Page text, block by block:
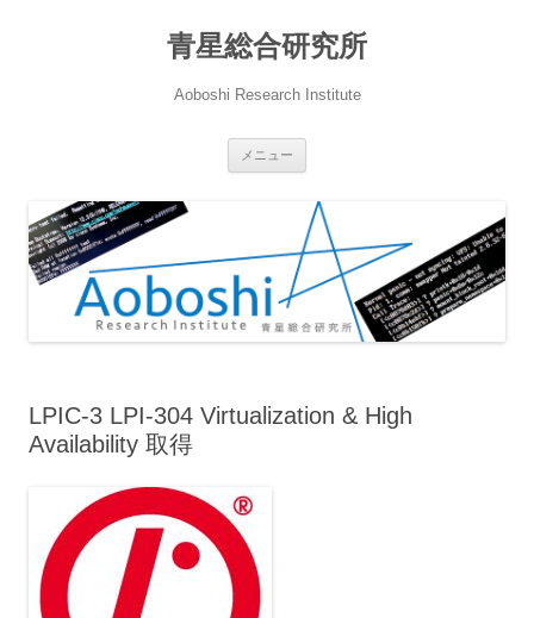
青星総合研究所
Aoboshi Research Institute
メニュー
ツ
へ
ス
ッ
プ
LPIC-3 LPI-304 Virtualization & High
Availability 取得